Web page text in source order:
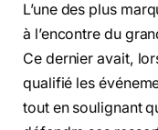
L’une des plus
à l’encontre du
Ce dernier avait,
qualifié les
tout en soulignant